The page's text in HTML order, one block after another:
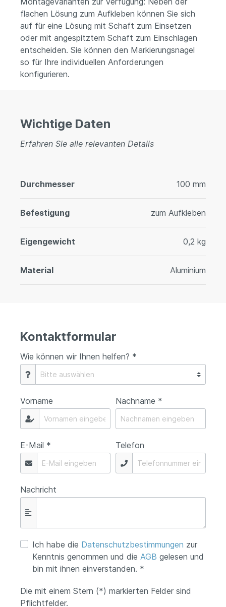
flachen Lösung zum Aufkleben können Sie sich
auf für eine Lösung mit Schaft zum Einsetzen
oder mit angespitztem Schaft zum Einschlagen
entscheiden. Sie können den Markierungsnagel
so für Ihre individuellen Anforderungen
konfigurieren.
Wichtige Daten
Erfahren Sie alle relevanten Details
Durchmesser 100 mm
Befestigung zum Aufkleben
Eigengewicht 0,2 kg
Material Aluminium
Kontaktformular
Wie können wir Ihnen helfen? *
Vorname Nachname *
E-Mail * Telefon
Nachricht
Ich habe die Datenschutzbestimmungen zur
Kenntnis genommen und die AGB gelesen und
bin mit ihnen einverstanden. *
Die mit einem Stern (*) markierten Felder sind
Pflichtfelder.